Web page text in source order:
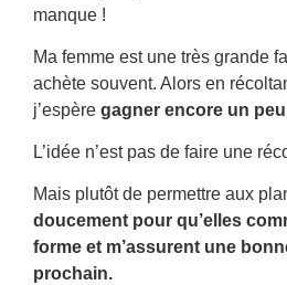
manque !
Ma femme est une très grande
achète souvent. Alors en
j’espère gagner encore un
L’idée n’est pas de faire une
Mais plutôt de permettre aux
doucement pour qu’elles
forme et m’assurent une
prochain.